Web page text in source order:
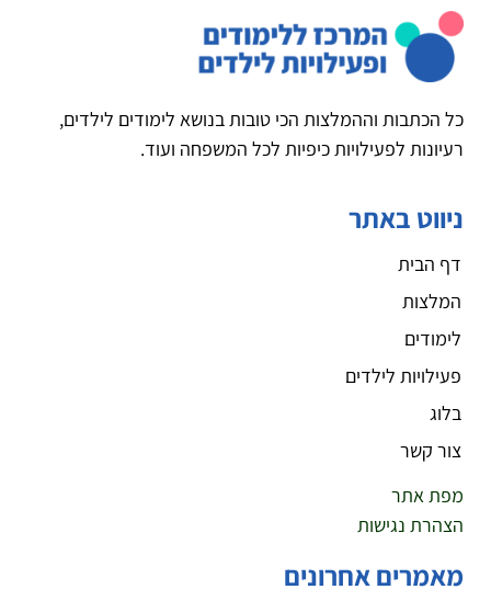
כל הכתבות וההמלצות הכי טובות בנושא לימודים לילדים,
רעיונות לפעילויות כיפיות לכל המשפחה ועוד.
ניווט באתר
דף הבית
המלצות
לימודים
פעילויות לילדים
בלוג
צור קשר
מפת אתר
הצהרת נגישות
מאמרים אחרונים